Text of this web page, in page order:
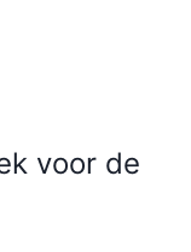
voor de